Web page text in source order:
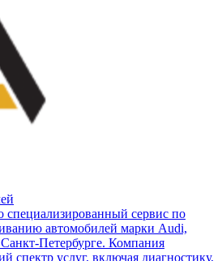
специализированный сервис по
автомобилей марки Audi,
Петербурге. Компания
спектр услуг, включая диагностику,